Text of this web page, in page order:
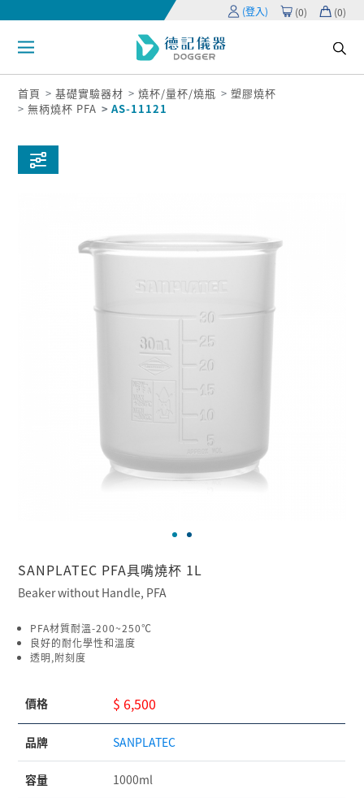
(登入) (0) (0)
首頁 基礎實驗器材 燒杯/量杯/燒瓶
塑膠燒杯
無柄燒杯 PFA
AS-11121
SANPLATEC PFA具嘴燒杯 1L
Beaker without Handle, PFA
PFA材質耐溫-200~250℃
良好的耐化學性和溫度
透明,附刻度
價格 $ 6,500
品牌 SANPLATEC
容量 1000ml